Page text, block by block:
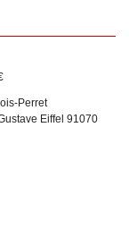
Perret
Eiffel 91070